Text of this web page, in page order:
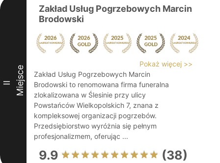
II Miejsce
Zakład Usług Pogrzebowych Marcin
Brodowski
Pokaż więcej >>
Zakład Usług Pogrzebowych Marcin
Brodowski to renomowana firma funeralna
zlokalizowana w Ślesinie przy ulicy
Powstańców Wielkopolskich 7, znana z
kompleksowej organizacji pogrzebów.
Przedsiębiorstwo wyróżnia się pełnym
profesjonalizmem, oferując ...
9.9 (38)